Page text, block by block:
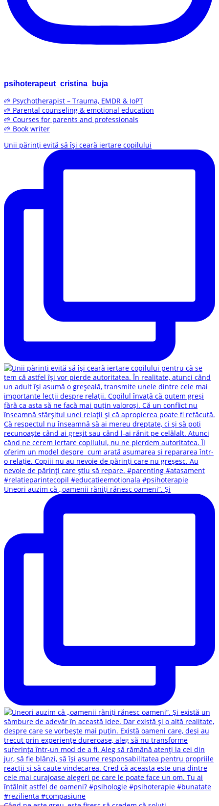
psihoterapeut_cristina_buja
🌱 Psychotherapist – Trauma, EMDR & IoPT
🌱 Parental counseling & emotional education
🌱 Courses for parents and professionals
🌱 Book writer
Unii părinți evită să își ceară iertare copilului
Uneori auzim că „oamenii răniți rănesc oameni”. Și